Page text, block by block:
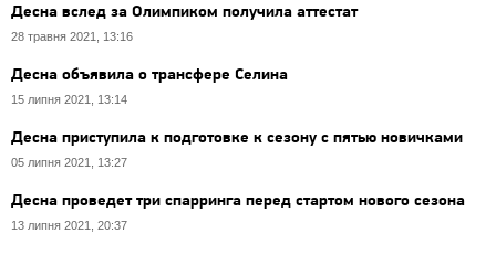
Десна вслед за Олимпиком получила аттестат
28 травня 2021, 13:16
Десна объявила о трансфере Селина
15 липня 2021, 13:14
Десна приступила к подготовке к сезону с пятью новичками
05 липня 2021, 13:27
Десна проведет три спарринга перед стартом нового сезона
13 липня 2021, 20:37